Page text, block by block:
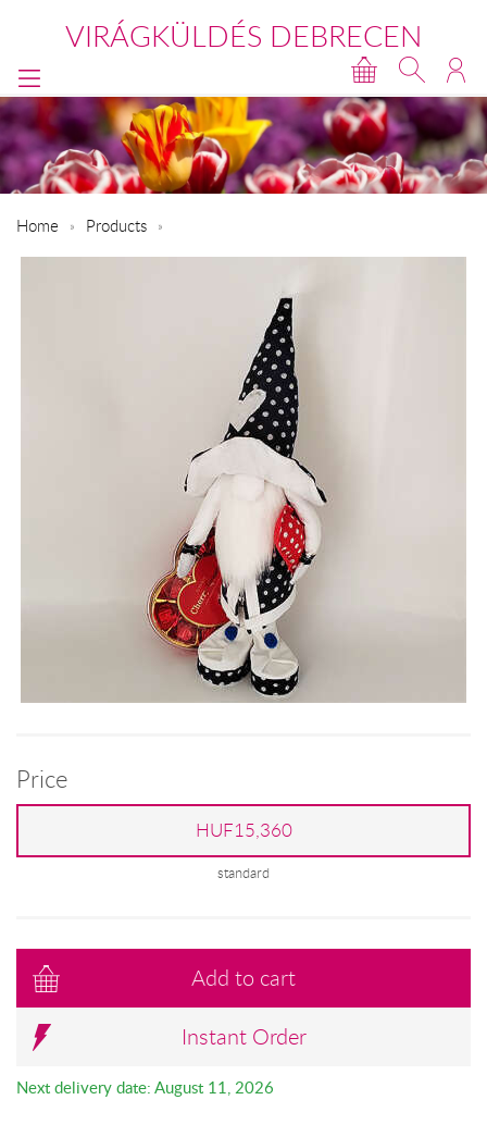
VIRÁGKÜLDÉS DEBRECEN
Home Products
Price
HUF15,360
standard
Add to cart
Instant Order
Next delivery date: August 11, 2026